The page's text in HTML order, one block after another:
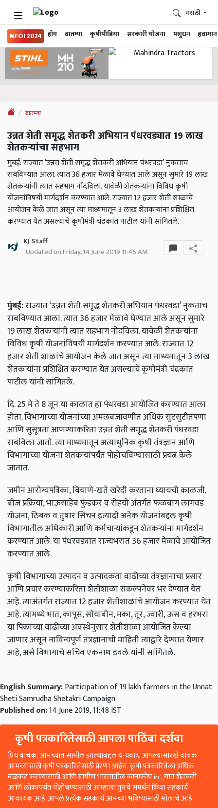
MFOI 2024 होम बातम्या कृषीपीडिया सरकारी योजना पशुधन हवामान
मराठी
बातम्या
उन्नत शेती समृद्ध शेतकरी अभियान पंधरवड्यात 19 लाख
शेतकऱ्यांचा सहभाग
मुंबई: राज्यात ‘उन्नत शेती समृद्ध शेतकरी अभियान पंधरवडा’ नुकताच
राबविण्यात आला. त्यात 36 हजार मेळावे घेण्यात आले असून सुमारे 19 लाख
शेतकऱ्यांनी त्यात सहभाग नोंदविला. यावेळी शेतकऱ्यांना विविध कृषी
योजनांविषयी मार्गदर्शन करण्यात आले. राज्यात 12 हजार शेती शाळांचे
आयोजन केले जात असून त्या माध्यमातून 3 लाख शेतकऱ्यांना प्रशिक्षित
करण्यात येत असल्याचे कृषीमंत्री चंद्रकांत पाटील यांनी सांगितले.
KJ Staff
Updated on Friday, 14 June 2019 11:46 AM
मुंबई:राज्यात ‘उन्नत शेती समृद्ध शेतकरी अभियान पंधरवडा’ नुकताच
राबविण्यात आला. त्यात 36 हजार मेळावे घेण्यात आले असून सुमारे
19 लाख शेतकऱ्यांनी त्यात सहभाग नोंदविला. यावेळी शेतकऱ्यांना
विविध कृषी योजनांविषयी मार्गदर्शन करण्यात आले. राज्यात 12
हजार शेती शाळांचे आयोजन केले जात असून त्या माध्यमातून 3 लाख
शेतकऱ्यांना प्रशिक्षित करण्यात येत असल्याचे कृषीमंत्री चंद्रकांत
पाटील यांनी सांगितले.
दि. 25 मे ते 8 जून या काळात हा पंधरवडा आयोजित करण्यात आला
होता. विभागाच्या योजनांच्या अंमलबजावणीत अधिक सुटसुटीतपणा
आणि सुसूत्रता आणण्याकरिता उन्नत शेती समृद्ध शेतकरी पंधरवडा
राबविला जातो. त्या माध्यमातून अत्याधुनिक कृषी तंत्रज्ञान आणि
विभागाच्या योजना शेतकऱ्यांपर्यंत पोहोचविण्यासाठी प्रयत्न केले
जातात.
जमीन आरोग्यपत्रिका, बियाणे-खते खरेदी करताना घ्यायची काळजी,
बीज प्रक्रिया, भाऊसाहेब फुंडकर व रोहयो अंतर्गत फळबाग लागवड
योजना, ठिबक व तुषार सिंचन इत्यादी अनेक योजनांबद्दल कृषी
विभागातील अधिकारी आणि कर्मचाऱ्यांकडून शेतकऱ्यांना मार्गदर्शन
करण्यात आले. या पंधरवड्यात राज्यभरात 36 हजार मेळावे आयोजित
करण्यात आले.
कृषी विभागाच्या उत्पादन व उत्पादकता वाढीच्या तंत्रज्ञानाचा प्रसार
आणि प्रचार करण्याकरिता शेतीशाळा संकल्पनेवर भर देण्यात येत
आहे. त्याअंतर्गत राज्यात 12 हजार शेतीशाळांचे आयोजन करण्यात येत
आहे. त्यामध्ये भात, कापूस, सोयाबीन, मका, तूर, ज्वारी, ऊस व हरभरा
या पिकांच्या वाढीच्या अवस्थेनुसार शेतीशाळा आयोजित केल्या
जाणार असून नाविन्यपूर्ण तंत्रज्ञानाची माहिती त्याद्वारे देण्यात येणार
आहे, असे विभागाचे सचिव एकनाथ डवले यांनी सांगितले.
English Summary:Participation of 19 lakh farmers in the Unnat
Sheti Samrudha Shetakri Campaign
Published on:14 June 2019, 11:48 IST
कृषी पत्रकारितेसाठी आपला पाठिंबा दर्शवा
प्रिय वाचक, आमच्यात सामील झाल्याबद्दल धन्यवाद. आपल्यासारखे वाचक
आमच्यासाठी कृषी पत्रकारितेसाठी प्रेरणा आहेत. कृषी पत्रकारितेला अधिक
बळकट करण्यासाठी आणि ग्रामीण भारतातील कानाकोप in्यात शेतकरी
आणि लोकांपर्यंत पोहोचण्यासाठी आम्हाला तुमचे समर्थन किंवा सहकार्य
आवश्यक आहे. आपले प्रत्येक सहकार्य आमच्या भविष्यासाठी मोलाचे आहे.